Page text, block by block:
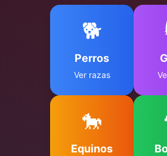
🐕
Perros
Ver razas
🐎
Equinos